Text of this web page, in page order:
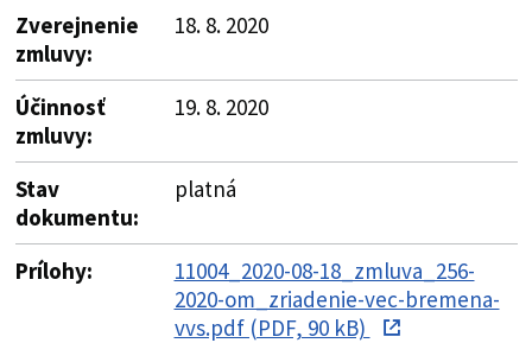
Zverejnenie
zmluvy:
18. 8. 2020
Účinnosť
zmluvy:
19. 8. 2020
Stav
dokumentu:
platná
Prílohy:
11004_2020-08-18_zmluva_256-
2020-om_zriadenie-vec-bremena-
vvs.pdf (PDF, 90 kB)